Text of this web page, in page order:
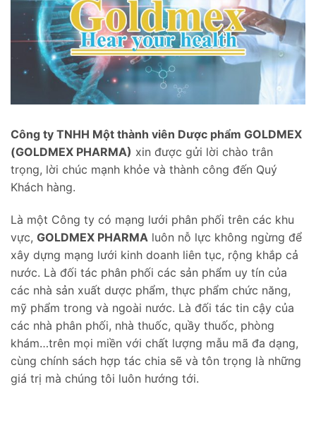
Công ty TNHH Một thành viên Dược phẩm GOLDMEX
(GOLDMEX PHARMA) xin được gửi lời chào trân
trọng, lời chúc mạnh khỏe và thành công đến Quý
Khách hàng.
Là một Công ty có mạng lưới phân phối trên các khu
vực, GOLDMEX PHARMA luôn nỗ lực không ngừng để
xây dựng mạng lưới kinh doanh liên tục, rộng khắp cả
nước. Là đối tác phân phối các sản phẩm uy tín của
các nhà sản xuất dược phẩm, thực phẩm chức năng,
mỹ phẩm trong và ngoài nước. Là đối tác tin cậy của
các nhà phân phối, nhà thuốc, quầy thuốc, phòng
khám…trên mọi miền với chất lượng mẫu mã đa dạng,
cùng chính sách hợp tác chia sẽ và tôn trọng là những
giá trị mà chúng tôi luôn hướng tới.